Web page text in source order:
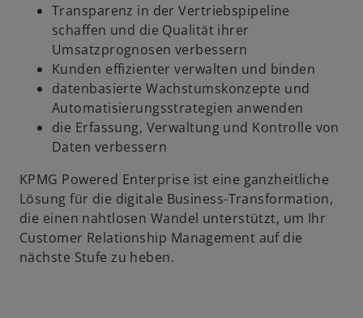
Transparenz in der Vertriebspipeline
schaffen und die Qualität ihrer
Umsatzprognosen verbessern
Kunden effizienter verwalten und binden
datenbasierte Wachstumskonzepte und
Automatisierungsstrategien anwenden
die Erfassung, Verwaltung und Kontrolle von
Daten verbessern
KPMG Powered Enterprise ist eine ganzheitliche
Lösung für die digitale Business-Transformation,
die einen nahtlosen Wandel unterstützt, um Ihr
Customer Relationship Management auf die
nächste Stufe zu heben.